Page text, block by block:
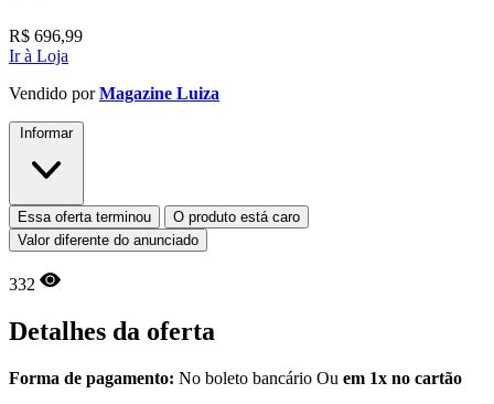
R$ 696,99
Ir à Loja
Vendido porMagazine Luiza
Informar
Essa oferta terminou
O produto está caro
Valor diferente do anunciado
332
Detalhes da oferta
Forma de pagamento: No boleto bancário Ou em 1x no cartão